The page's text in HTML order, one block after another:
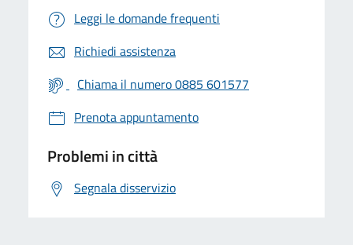
Leggi le domande frequenti
Richiedi assistenza
Chiama il numero 0885 601577
Prenota appuntamento
Problemi in città
Segnala disservizio